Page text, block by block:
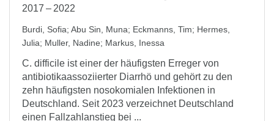
2017 – 2022
Burdi, Sofia; Abu Sin, Muna; Eckmanns, Tim; Hermes,
Julia; Muller, Nadine; Markus, Inessa
C. difficile ist einer der häufigsten Erreger von
antibiotikaassoziierter Diarrhö und gehört zu den
zehn häufigsten nosokomialen Infektionen in
Deutschland. Seit 2023 verzeichnet Deutschland
einen Fallzahlanstieg bei ...